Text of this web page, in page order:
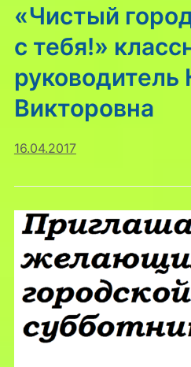
«Чистый
с тебя!»
Викторовна
16.04.2017